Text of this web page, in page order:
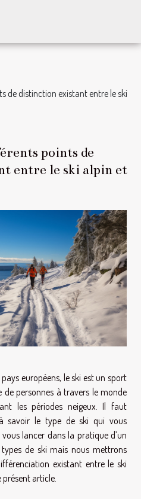
de distinction existant entre le ski
points de
entre le ski alpin et
européens, le ski est un sport
personnes à travers le monde
les périodes neigeux. Il faut
savoir le type de ski qui vous
lancer dans la pratique d’un
de ski mais nous mettrons
existant entre le ski
présent article.